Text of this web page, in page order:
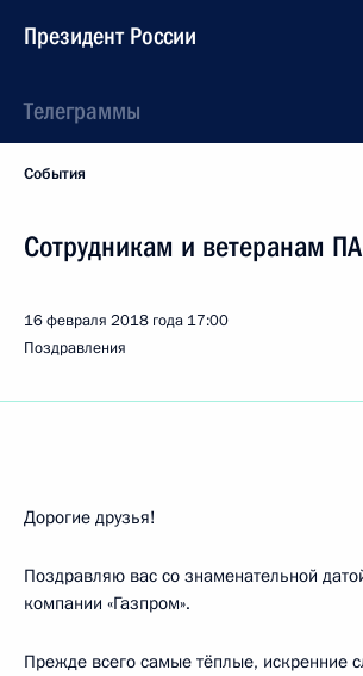
Президент России
Телеграммы
События
Сотрудникам и ветеранам
16 февраля 2018 года 17:00
Поздравления
Дорогие друзья!
Поздравляю вас со знаменательной
компании «Газпром».
Прежде всего самые тёплые, искренние